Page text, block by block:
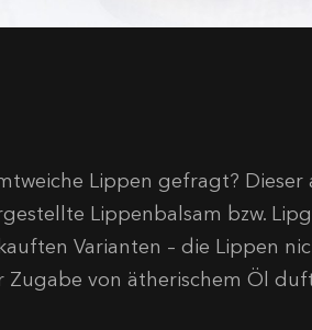
Lippen gefragt?
Lippenbalsam bzw.
Varianten – die Lippen
Zugabe von ätherischem Öl